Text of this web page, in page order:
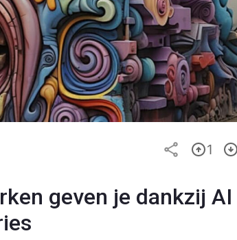
1
geven je dankzij AI